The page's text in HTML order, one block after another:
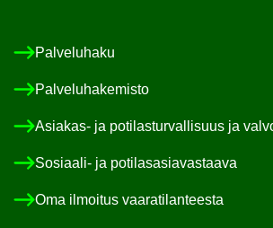
Pal­ve­lu­ha­ku
Pal­ve­lu­ha­ke­mis­to
Asiakas-​ ja po­ti­las­tur­val­li­suus ja
Sosiaali-​ ja po­ti­las­asia­vas­taa­va
Oma il­moi­tus vaa­ra­ti­lan­tees­ta